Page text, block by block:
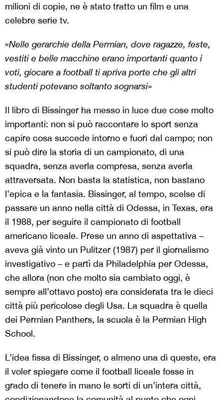
milioni di copie, ne è stato tratto un film e una
celebre serie tv.
«Nelle gerarchie della Permian, dove ragazze, feste,
vestiti e belle macchine erano importanti quanto i
voti, giocare a football ti apriva porte che gli altri
studenti potevano soltanto sognarsi»
Il libro di Bissinger ha messo in luce due cose molto
importanti: non si può raccontare lo sport senza
capire cosa succede intorno e fuori dal campo; non
si può dire la storia di un campionato, di una
squadra, senza averla compresa, senza averla
attraversata. Non basta la statistica, non bastano
l’epica e la fantasia. Bissinger, al tempo, scelse di
passare un anno nella città di Odessa, in Texas, era
il 1988, per seguire il campionato di football
americano liceale. Prese un anno di aspettativa –
aveva già vinto un Pulitzer (1987) per il giornalismo
investigativo – e partì da Philadelphia per Odessa,
che allora (non che molto sia cambiato oggi, è
sempre all’ottavo posto) era considerata tra le dieci
città più pericolose degli Usa. La squadra è quella
dei Permian Panthers, la scuola è la Permian High
School.
L’idea fissa di Bissinger, o almeno una di queste, era
il voler spiegare come il football liceale fosse in
grado di tenere in mano le sorti di un’intera città,